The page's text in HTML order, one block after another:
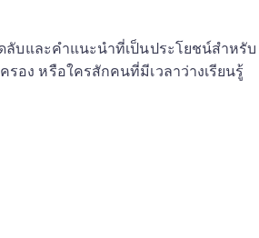
ลับและคำแนะนำที่เป็นประโยชน์สำหรับ
อง หรือใครสักคนที่มีเวลาว่างเรียนรู้